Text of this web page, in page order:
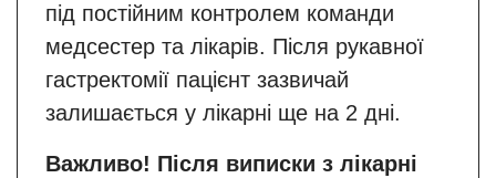
під постійним контролем команди
медсестер та лікарів. Після рукавної
гастректомії пацієнт зазвичай
залишається у лікарні ще на 2 дні.
Важливо! Після виписки з лікарні